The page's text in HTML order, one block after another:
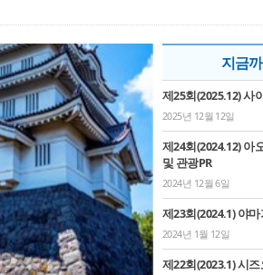
지금
제25회(2025.12) 사
2025년 12월 12일
제24회(2024.12) 아
및 관광PR
2024년 12월 6일
제23회(2024.1) 야
2024년 1월 12일
제22회(2023.1) 시